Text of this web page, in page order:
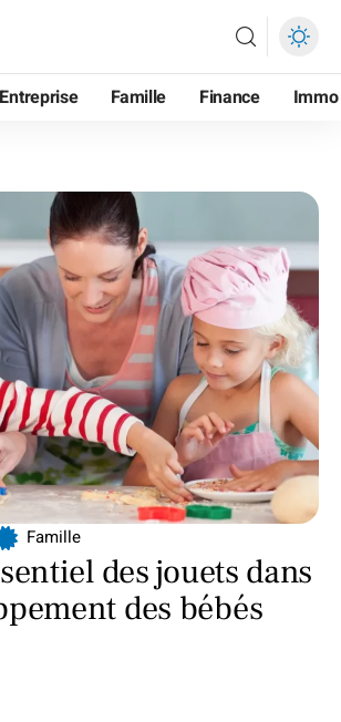
Entreprise Famille Finance Immo
Famille
des jouets dans
des bébés